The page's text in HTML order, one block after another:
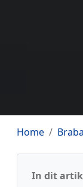
Home
In dit